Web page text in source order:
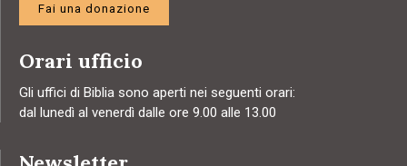
Fai una donazione
Orari ufficio
Gli uffici di Biblia sono aperti nei seguenti orari:
dal lunedì al venerdì dalle ore 9.00 alle 13.00